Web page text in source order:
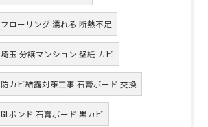
フローリング 濡れる 断熱不足
埼玉 分譲マンション 壁紙 カビ
防カビ結露対策工事 石膏ボード 交換
GLボンド 石膏ボード 黒カビ